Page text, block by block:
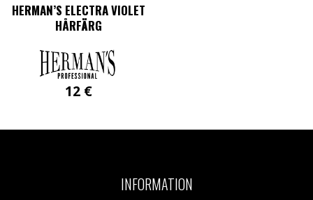
HERMAN’S ELECTRA VIOLET
HÅRFÄRG
12 €
INFORMATION